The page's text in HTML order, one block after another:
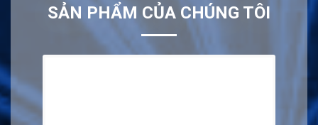
SẢN PHẨM CỦA CHÚNG TÔI